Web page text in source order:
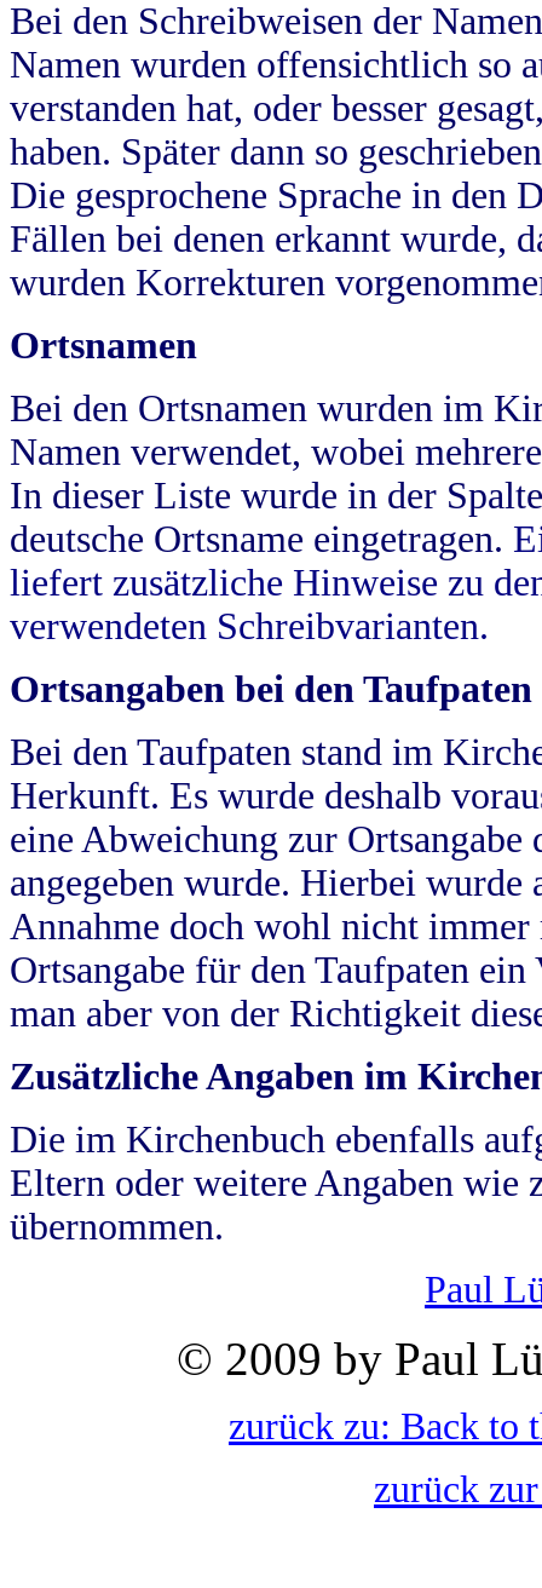
Bei den Schreibweisen der
Namen wurden offensichtlich so
verstanden hat, oder besser
haben. Später dann so
Die gesprochene Sprache in
Fällen bei denen erkannt wurde,
wurden Korrekturen
Ortsnamen
Bei den Ortsnamen wurden im
Namen verwendet, wobei
In dieser Liste wurde in der
deutsche Ortsname eingetragen.
liefert zusätzliche Hinweise zu
verwendeten Schreibvarianten.
Ortsangaben bei den Taufpaten
Bei den Taufpaten stand im
Herkunft. Es wurde deshalb
eine Abweichung zur
angegeben wurde. Hierbei wurde
Annahme doch wohl nicht
Ortsangabe für den Taufpaten
man aber von der Richtigkeit
Zusätzliche Angaben im
Die im Kirchenbuch ebenfalls
Eltern oder weitere Angaben wie
übernommen.
Paul
© 2009 by Paul
zurück zu: Back to
zurück